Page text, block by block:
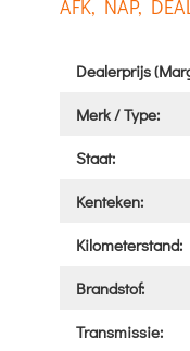
AFK, NAP,
Dealerprijs
Merk / Type:
Staat:
Kenteken:
Kilometerstand:
Brandstof:
Transmissie: